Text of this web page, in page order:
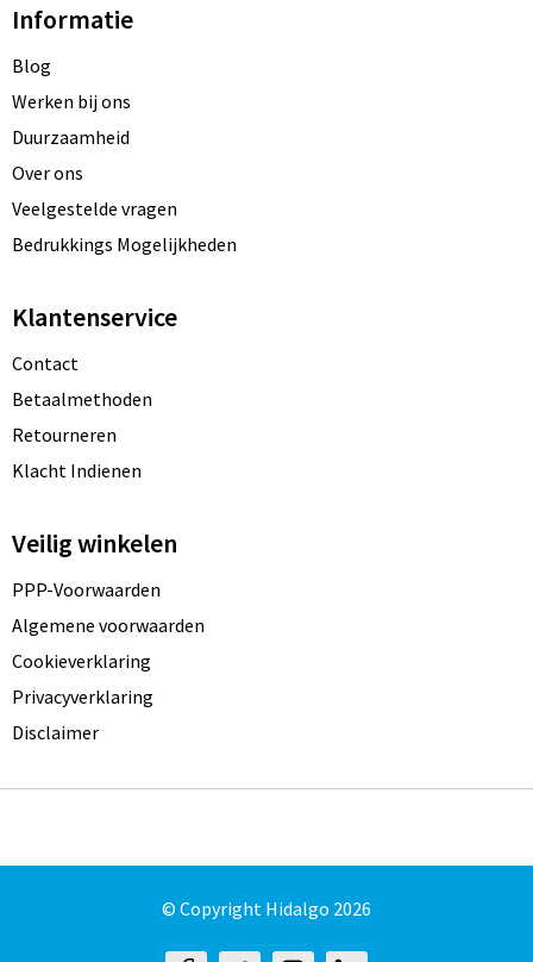
Informatie
Blog
Werken bij ons
Duurzaamheid
Over ons
Veelgestelde vragen
Bedrukkings Mogelijkheden
Klantenservice
Contact
Betaalmethoden
Retourneren
Klacht Indienen
Veilig winkelen
PPP-Voorwaarden
Algemene voorwaarden
Cookieverklaring
Privacyverklaring
Disclaimer
© Copyright Hidalgo 2026